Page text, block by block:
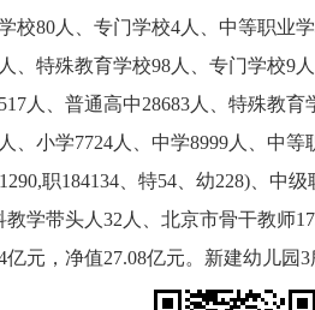
校80人、专门学校4人、中等职业
、特殊教育学校98人、专门学校9
人、普通高中28683人、特殊教
、小学7724人、中学8999人、中
职184134、特54、幼228)、中级
学带头人32人、北京市骨干教师
元，净值27.08亿元。新建幼儿园3